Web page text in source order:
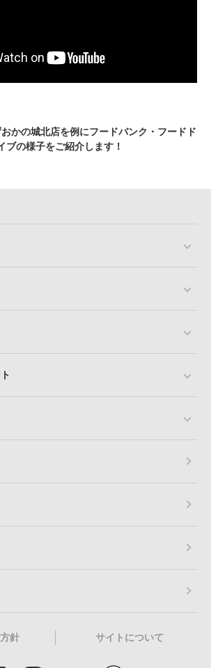
おかの城北店を例にフードバンク・フードド
ブの様子をご紹介します！
針 サイトについて